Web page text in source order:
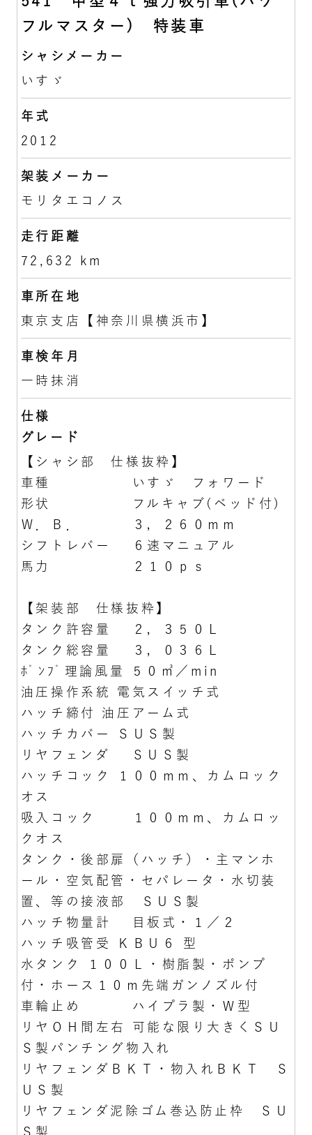
フルマスター) 特装車
シャシメーカー
いすゞ
年式
2012
架装メーカー
モリタエコノス
走行距離
72,632 km
車所在地
東京支店【神奈川県横浜市】
車検年月
一時抹消
仕様
グレード
【シャシ部 仕様抜粋】
車種 いすゞ フォワード
形状 フルキャブ(ベッド付)
Ｗ．Ｂ． ３，２６０ｍｍ
シフトレバー ６速マニュアル
馬力 ２１０ｐｓ
【架装部 仕様抜粋】
タンク許容量 ２，３５０Ｌ
タンク総容量 ３，０３６Ｌ
ﾎﾟﾝﾌﾟ理論風量 ５０㎥／min
油圧操作系統 電気スイッチ式
ハッチ締付 油圧アーム式
ハッチカバー ＳＵＳ製
リヤフェンダ ＳＵＳ製
ハッチコック １００ｍｍ、カムロック
オス
吸入コック １００ｍｍ、カムロッ
クオス
タンク・後部扉（ハッチ）・主マンホ
ール・空気配管・セパレータ・水切装
置、等の接液部 ＳＵＳ製
ハッチ物量計 目板式・１／２
ハッチ吸管受 ＫＢＵ６ 型
水タンク １００Ｌ・樹脂製・ポンプ
付・ホース１０ｍ先端ガンノズル付
車輪止め ハイプラ製・Ｗ型
リヤＯＨ間左右 可能な限り大きくＳＵ
Ｓ製パンチング物入れ
リヤフェンダＢＫＴ・物入れＢＫＴ Ｓ
ＵＳ製
リヤフェンダ泥除ゴム巻込防止枠 ＳＵ
Ｓ製